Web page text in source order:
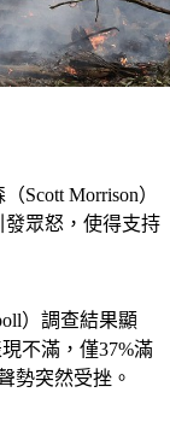
Scott Morrison）
眾怒，使得支持
）調查結果顯
不滿，僅37%滿
勢突然受挫。